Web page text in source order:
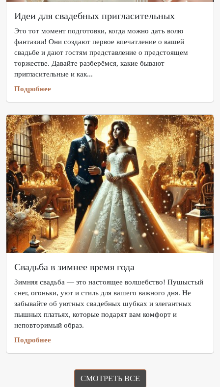
Идеи для свадебных пригласительных
Это тот момент подготовки, когда можно дать волю
фантазии! Они создают первое впечатление о вашей
свадьбе и дают гостям представление о предстоящем
торжестве. Давайте разберёмся, какие бывают
пригласительные и как...
Подробнее
Свадьба в зимнее время года
Зимняя свадьба — это настоящее волшебство! Пушыстый
снег, огоньки, уют и стиль для вашего важного дня. Не
забывайте об уютных свадебных шубках и элегантных
пышных платьях, которые подарят вам комфорт и
неповторимый образ.
Подробнее
СМОТРЕТЬ ВСЕ